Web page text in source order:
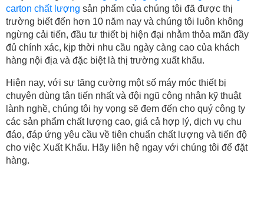
carton chất lượng sản phẩm của chúng tôi đã được thị
trường biết đến hơn 10 năm nay và chúng tôi luôn không
ngừng cải tiến, đầu tư thiết bị hiện đại nhằm thỏa mãn đầy
đủ chính xác, kịp thời nhu cầu ngày càng cao của khách
hàng nội địa và đặc biệt là thị trường xuất khẩu.
Hiện nay, với sự tăng cường một số máy móc thiết bị
chuyên dùng tân tiến nhất và đội ngũ công nhân kỹ thuật
lành nghề, chúng tôi hy vọng sẽ đem đến cho quý công ty
các sản phẩm chất lượng cao, giá cả hợp lý, dịch vụ chu
đáo, đáp ứng yêu cầu về tiên chuẩn chất lượng và tiến độ
cho việc Xuất Khẩu. Hãy liên hệ ngay với chúng tôi để đặt
hàng.